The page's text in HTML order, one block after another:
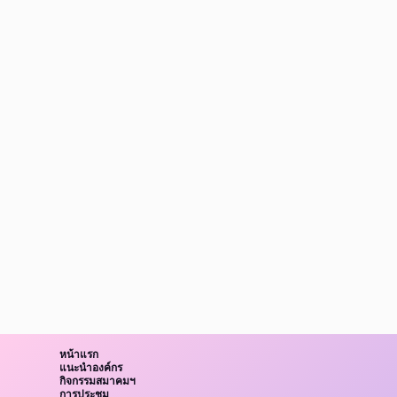
หน้าแรก
แนะนำองค์กร
กิจกรรมสมาคมฯ
การประชุม